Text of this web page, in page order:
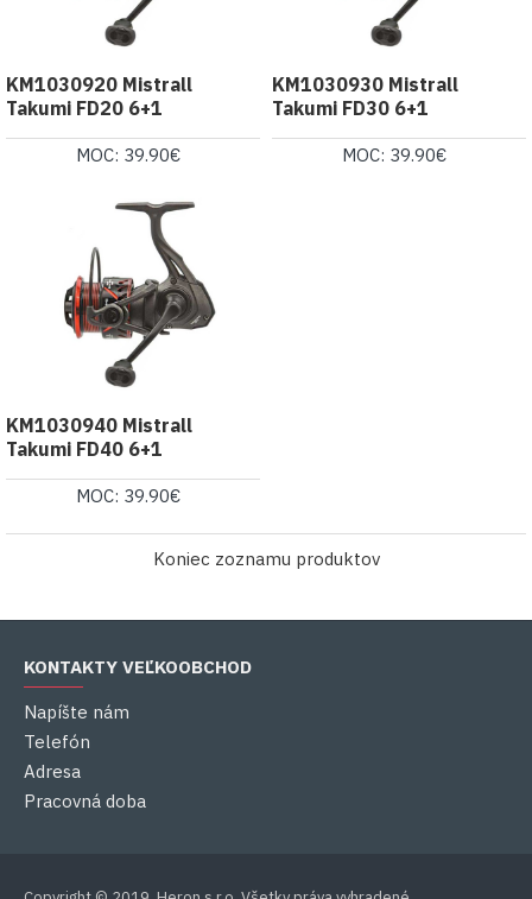
KM1030920 Mistrall
Takumi FD20 6+1
MOC: 39.90€
KM1030930 Mistrall
Takumi FD30 6+1
MOC: 39.90€
KM1030940 Mistrall
Takumi FD40 6+1
MOC: 39.90€
Koniec zoznamu produktov
KONTAKTY VEĽKOOBCHOD
Napíšte nám
Telefón
Adresa
Pracovná doba